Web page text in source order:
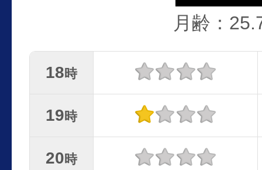
月齢：
18時
19時
20時